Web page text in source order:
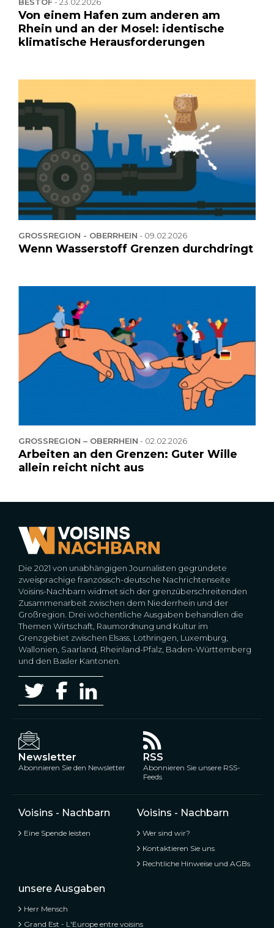
BESTOF-23.02.2026
Von einem Hafen zum anderen am
Rhein und an der Mosel: identische
klimatische Herausforderungen
GROSSREGION - OBERRHEIN - 09.02.2026
Wenn Wasserstoff Grenzen durchdringt
GROSSREGION – OBERRHEIN - 02.02.2026
Arbeiten an den Grenzen: Guter Wille
allein reicht nicht aus
Die 2021 von unabhängigen Journalisten gegründete
zweisprachige französisch-deutsche Nachrichtenseite
Voisins-Nachbarn widmet sich der grenzüberschreitenden
Zusammenarbeit zwischen dem Niederrhein und der
Großregion. Drei wöchentliche Ausgaben behandlen die
Themen Wirtschaft, Raumordnung und Kultur im
Grenzgebiet zwischen Elsass, Lothringen, Luxemburg,
Wallonien, Saarland, Rheinland-Pfalz, Baden-Württemberg
und den Basler Kantonen.
Newsletter
Abonnieren Sie den Newsletter
RSS
Abonnieren Sie unsere RSS-
Feeds
Voisins - Nachbarn
Eine Spende leisten
Voisins - Nachbarn
Wer sind wir?
Kontaktieren Sie uns
Rechtliche Hinweise und AGBs
unsere Ausgaben
Herr Mensch
Grand Est - L'Europe entre voisins